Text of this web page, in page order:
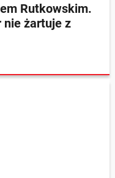
Rutkowskim.
nie żartuje z